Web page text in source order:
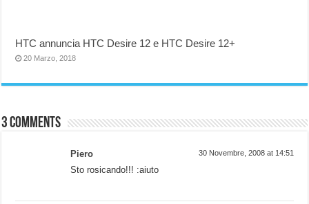
HTC annuncia HTC Desire 12 e HTC Desire 12+
20 Marzo, 2018
3 comments
Piero 30 Novembre, 2008 at 14:51
Sto rosicando!!! :aiuto